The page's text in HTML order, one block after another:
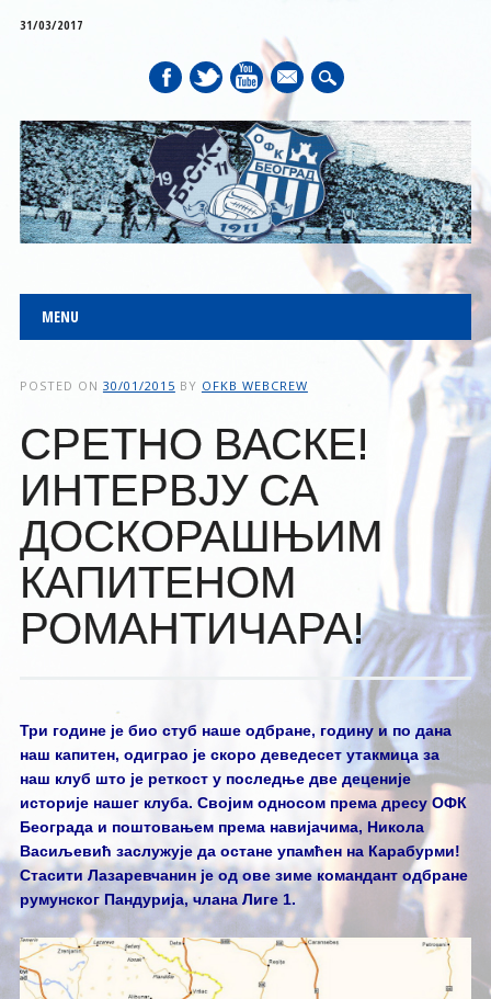
31/03/2017
mail
Main menu
MENU
POSTED ON 30/01/2015 BY OFKB WEBCREW
СРЕТНО ВАСКЕ!
ИНТЕРВЈУ СА
ДОСКОРАШЊИМ
КАПИТЕНОМ
РОМАНТИЧАРА!
Три године је био стуб наше одбране, годину и по дана
наш капитен, одиграо је скоро деведесет утакмица за
наш клуб што је реткост у последње две деценије
историје нашег клуба. Својим односом према дресу ОФК
Београда и поштовањем према навијачима, Никола
Васиљевић заслужује да остане упамћен на Карабурми!
Стасити Лазаревчанин је од ове зиме командант одбране
румунског Пандурија, члана Лиге 1.